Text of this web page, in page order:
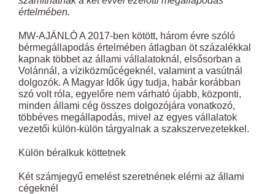
értelmében.
MW-AJÁNLÓ A 2017-ben kötött, három évre szóló
bérmegállapodás értelmében átlagban öt százalékkal
kapnak többet az állami vállalatoknál, elsősorban a
Volánnál, a víziközműcégeknél, valamint a vasútnál
dolgozók. A Magyar Idők úgy tudja, habár korábban
szó volt róla, egyelőre nem várható újabb, központi,
minden állami cég összes dolgozójára vonatkozó,
többéves megállapodás, mivel az egyes vállalatok
vezetői külön-külön tárgyalnak a szakszervezetekkel.
Külön béralkuk köttetnek
Két számjegyű emelést szeretnének elérni az állami
cégeknél